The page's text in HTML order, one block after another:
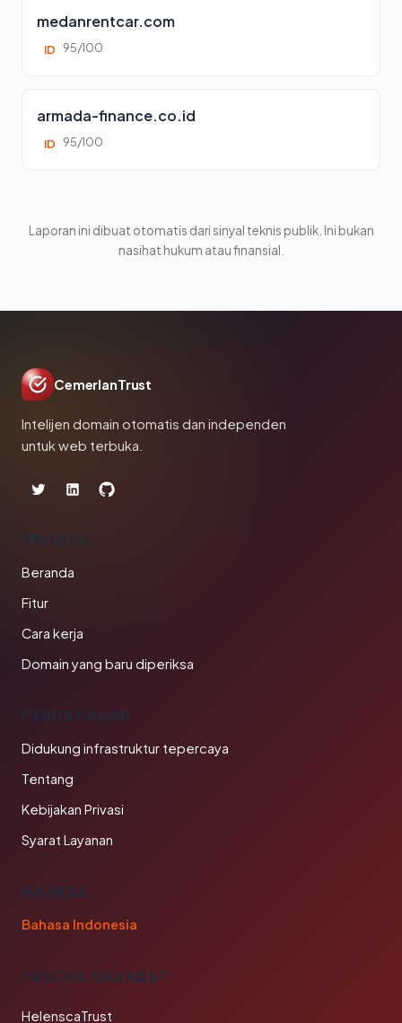
medanrentcar.com
ID 95/100
armada-finance.co.id
ID 95/100
Laporan ini dibuat otomatis dari sinyal teknis publik. Ini bukan
nasihat hukum atau finansial.
CemerlanTrust
Intelijen domain otomatis dan independen
untuk web terbuka.
PRODUK
Beranda
Fitur
Cara kerja
Domain yang baru diperiksa
PERUSAHAAN
Didukung infrastruktur tepercaya
Tentang
Kebijakan Privasi
Syarat Layanan
BAHASA
Bahasa Indonesia
TAUTAN SAHABAT
HelenscaTrust